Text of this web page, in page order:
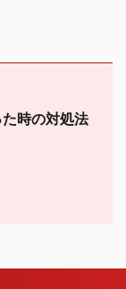
時の対処法